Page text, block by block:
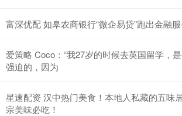
富深优配 如皋农商银行“微企易贷”跑出金融
爱策略 Coco：“我27岁的时候去英国留学，
强迫的，因为
星速配资 汉中热门美食！本地人私藏的五味
宗美味必吃！